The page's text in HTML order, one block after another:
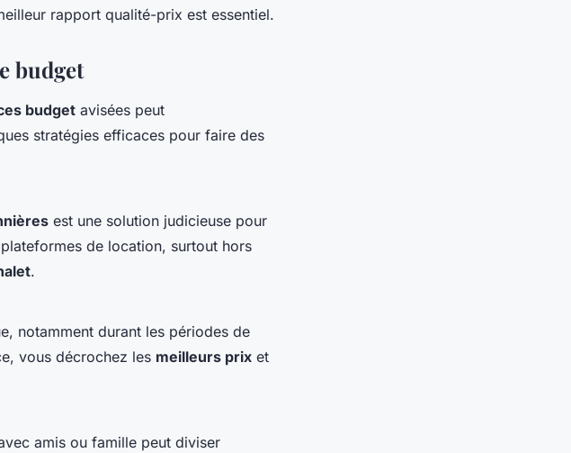
rapport qualité-prix est essentiel.
budget
budget avisées peut
stratégies efficaces pour faire des
est une solution judicieuse pour
de location, surtout hors
.
notamment durant les périodes de
vous décrochez les meilleurs prix et
amis ou famille peut diviser